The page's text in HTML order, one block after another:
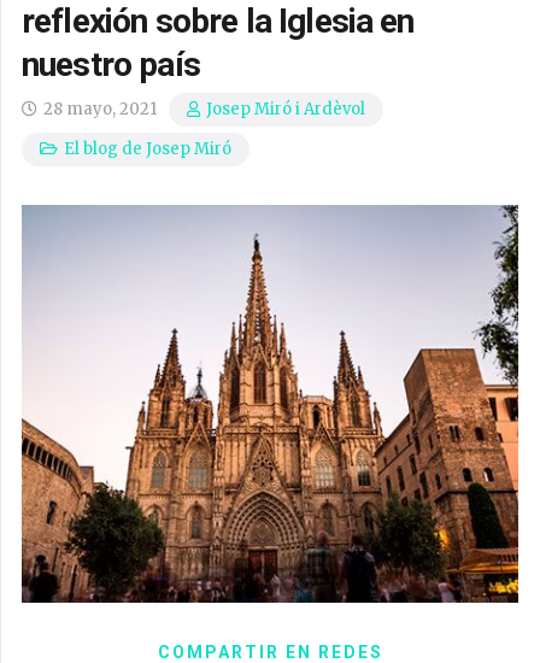
reflexión sobre la Iglesia en
nuestro país
28 mayo, 2021
Josep Miró i Ardèvol
El blog de Josep Miró
COMPARTIR EN REDES